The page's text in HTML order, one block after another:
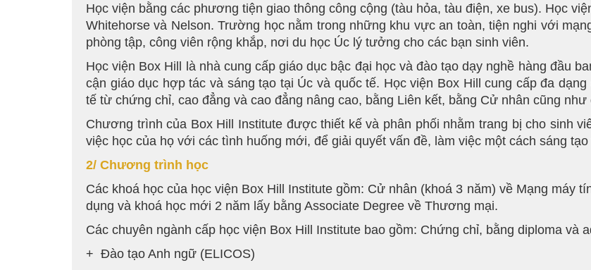
Học viện bằng các phương tiện giao thông công cộng (tàu hỏa, tàu điện, xe bus). Học
Whitehorse và Nelson. Trường học nằm trong những khu vực an toàn, tiện nghi với
phòng tập, công viên rộng khắp, nơi du học Úc lý tưởng cho các bạn sinh viên.
Học viện Box Hill là nhà cung cấp giáo dục bậc đại học và đào tạo dạy nghề hàng đầu
cận giáo dục hợp tác và sáng tạo tại Úc và quốc tế. Học viện Box Hill cung cấp đa
tế từ chứng chỉ, cao đẳng và cao đẳng nâng cao, bằng Liên kết, bằng Cử nhân cũng
Chương trình của Box Hill Institute được thiết kế và phân phối nhằm trang bị cho sinh
việc học của họ với các tình huống mới, để giải quyết vấn đề, làm việc một cách sáng
2/ Chương trình học
Các khoá học của học viện Box Hill Institute gồm: Cử nhân (khoá 3 năm) về Mạng máy
dụng và khoá học mới 2 năm lấy bằng Associate Degree về Thương mại.
Các chuyên ngành cấp học viện Box Hill Institute bao gồm: Chứng chỉ, bằng diploma và
+ Đào tạo Anh ngữ (ELICOS)